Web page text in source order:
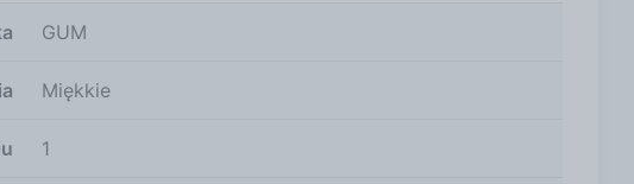
GUM
Miękkie
1